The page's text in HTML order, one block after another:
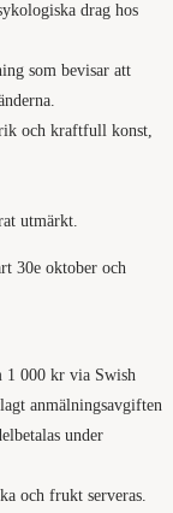
drag hos
som bevisar att
och kraftfull konst,
utmärkt.
30e oktober och
1 000 kr via Swish
anmälningsavgiften
under
och frukt serveras.